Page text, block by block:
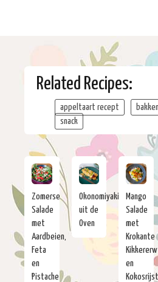
Related Recipes:
appeltaart recept bakken
snack
Zomerse
Salade
met
Aardbeien,
Feta
en
Pistache
Okonomiyaki
uit de
Oven
Mango
Salade
met
Krokante
en
Kokosrijst